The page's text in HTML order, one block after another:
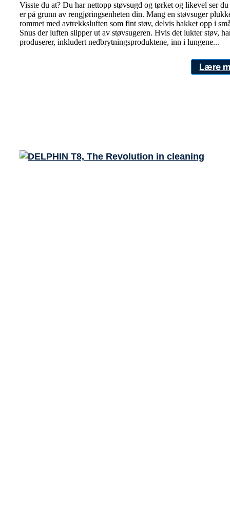
Visste du at? Du har nettopp støvsugd og tørket og likevel ser
er på grunn av rengjøringsenheten din. Mang en støvsuger
rommet med avtrekksluften som fint støv, delvis hakket opp i
Snus der luften slipper ut av støvsugeren. Hvis det lukter støv,
produserer, inkludert nedbrytningsproduktene, inn i lungene...
Lære